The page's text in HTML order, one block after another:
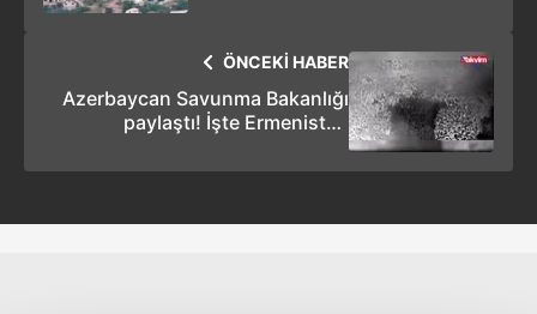
ÖNCEKİ HABER
Azerbaycan Savunma Bakanlığı
paylaştı! İşte Ermenistan
operasyon